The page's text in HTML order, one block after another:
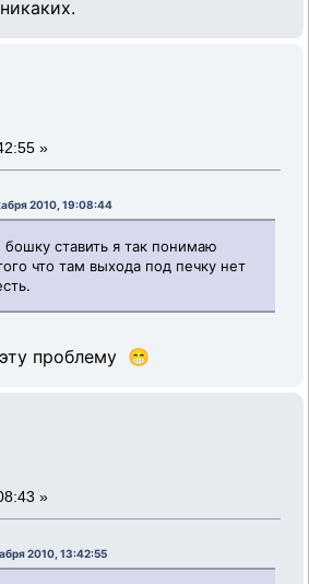
»
2010, 19:08:44
бошку ставить я так понимаю
что там выхода под печку нет
проблему 😁
»
2010, 13:42:55